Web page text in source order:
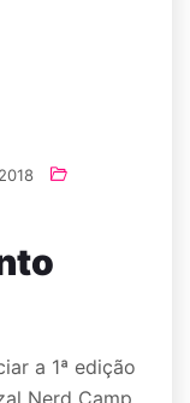
a 1ª edição
Nerd Camp